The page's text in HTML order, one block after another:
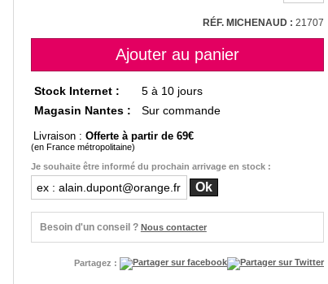
RÉF. MICHENAUD : 21707
Stock Internet :
5 à 10 jours
Magasin Nantes :
Sur commande
Livraison : Offerte à partir de 69
(en France métropolitaine)
Je souhaite être informé du prochain arrivage en stock :
Besoin d'un conseil ? Nous contacter
Partagez :